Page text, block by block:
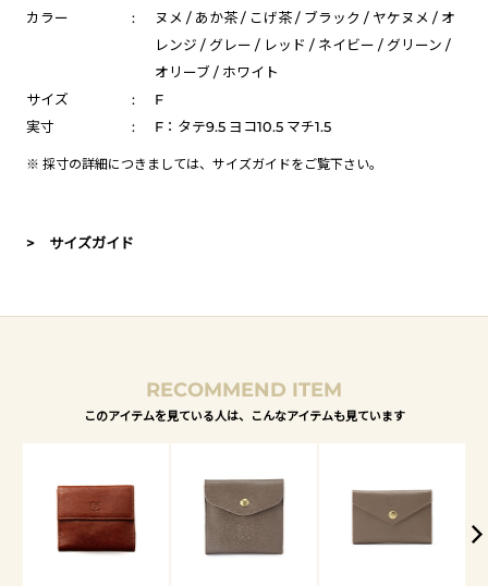
カラー
:
ヌメ / あか茶 / こげ茶 / ブラック / ヤケヌメ / オ
レンジ / グレー / レッド / ネイビー / グリーン /
オリーブ / ホワイト
サイズ
:
F
実寸
: F：タテ9.5 ヨコ10.5 マチ1.5
※ 採寸の詳細につきましては、 サイズガイドをご覧下さい。
> サイズガイド
RECOMMEND ITEM
このアイテムを見ている人は、こんなアイテムも見ています